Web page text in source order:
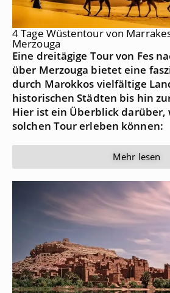
4 Tage Wüstentour von
Merzouga
Eine dreitägige Tour von Fes
über Merzouga bietet eine
durch Marokkos vielfältige
historischen Städten bis hin
Hier ist ein Überblick darüber,
solchen Tour erleben können:
Mehr lesen